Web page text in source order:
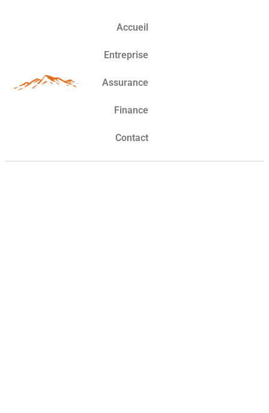
Accueil
Entreprise
Assurance
Finance
Contact